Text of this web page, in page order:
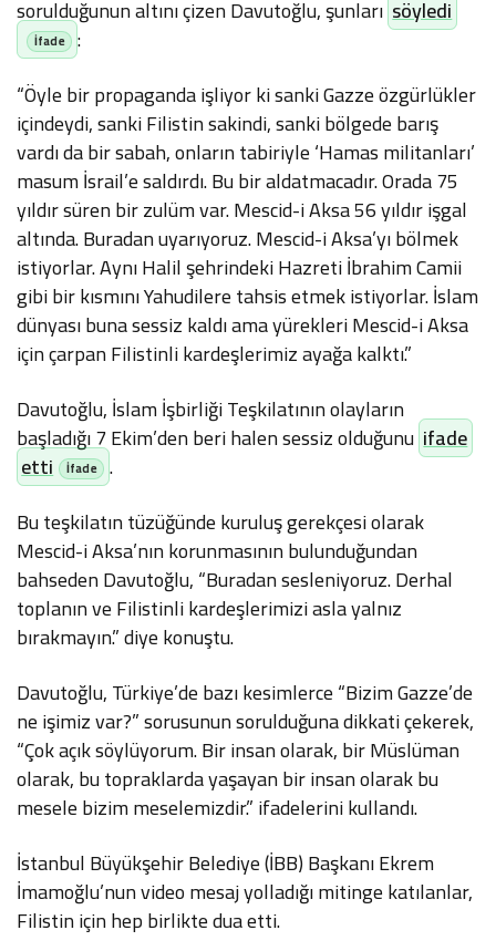
sorulduğunun altını çizen Davutoğlu, şunları söyledi
:
“Öyle bir propaganda işliyor ki sanki Gazze özgürlükler
içindeydi, sanki Filistin sakindi, sanki bölgede barış
vardı da bir sabah, onların tabiriyle ‘Hamas militanları’
masum İsrail’e saldırdı. Bu bir aldatmacadır. Orada 75
yıldır süren bir zulüm var. Mescid-i Aksa 56 yıldır işgal
altında. Buradan uyarıyoruz. Mescid-i Aksa’yı bölmek
istiyorlar. Aynı Halil şehrindeki Hazreti İbrahim Camii
gibi bir kısmını Yahudilere tahsis etmek istiyorlar. İslam
dünyası buna sessiz kaldı ama yürekleri Mescid-i Aksa
için çarpan Filistinli kardeşlerimiz ayağa kalktı.”
Davutoğlu, İslam İşbirliği Teşkilatının olayların
başladığı 7 Ekim’den beri halen sessiz olduğunu ifade
etti
.
Bu teşkilatın tüzüğünde kuruluş gerekçesi olarak
Mescid-i Aksa’nın korunmasının bulunduğundan
bahseden Davutoğlu, “Buradan sesleniyoruz. Derhal
toplanın ve Filistinli kardeşlerimizi asla yalnız
bırakmayın.” diye konuştu.
Davutoğlu, Türkiye’de bazı kesimlerce “Bizim Gazze’de
ne işimiz var?” sorusunun sorulduğuna dikkati çekerek,
“Çok açık söylüyorum. Bir insan olarak, bir Müslüman
olarak, bu topraklarda yaşayan bir insan olarak bu
mesele bizim meselemizdir.” ifadelerini kullandı.
İstanbul Büyükşehir Belediye (İBB) Başkanı Ekrem
İmamoğlu’nun video mesaj yolladığı mitinge katılanlar,
Filistin için hep birlikte dua etti.